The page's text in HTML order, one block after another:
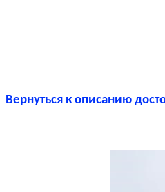
Вернуться к описанию